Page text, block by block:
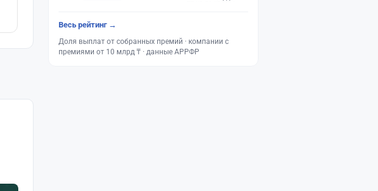
Весь рейтинг →
Доля выплат от собранных премий · компании с
премиями от 10 млрд ₸ · данные АРРФР